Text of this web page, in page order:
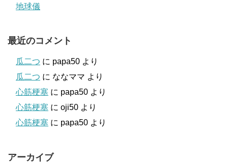
地球儀
最近のコメント
瓜二つ に papa50 より
瓜二つ に ななママ より
心筋梗塞 に papa50 より
心筋梗塞 に oji50 より
心筋梗塞 に papa50 より
アーカイブ